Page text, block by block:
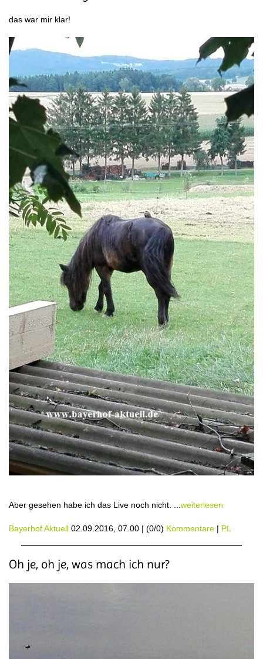
das war mir klar!
Aber gesehen habe ich das Live noch nicht. ... weiterlesen
Bayerhof Aktuell 02.09.2016, 07.00 | (0/0) Kommentare | PL
Oh je, oh je, was mach ich nur?